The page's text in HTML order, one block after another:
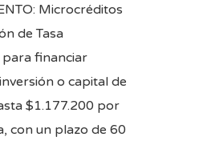
Microcréditos
de Tasa
financiar
o capital de
$1.177.200 por
con un plazo de 60